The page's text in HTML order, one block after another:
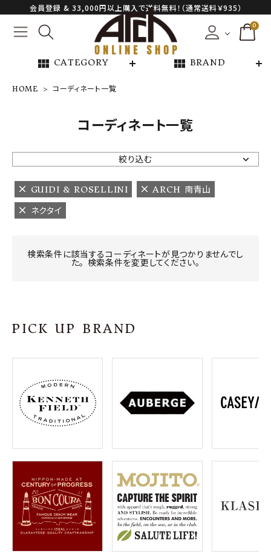
会員登録 & 33,000円以上購入で送料無料！（通常送料￥935）
0
view_module CATEGORY view_module BRAND
NEW ARRIVAL
ARCH EXCLUSIVE
BRAND
CATEGORY
プライバシーポリシー
特定商取引法について
お問い合わせ
OFFICIAL WEB SITE
meeting_room ログイン 会員登録
HOME コーディネート一覧
コーディネート一覧
絞り込む
GUIDI & ROSELLINI
ARCH 南青山
ネクタイ
検索条件に該当するコーディネートが見つかりませんでし
た。 検索条件を変更してください。
PICK UP BRAND